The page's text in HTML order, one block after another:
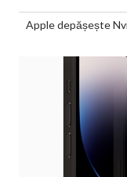
Apple depășește